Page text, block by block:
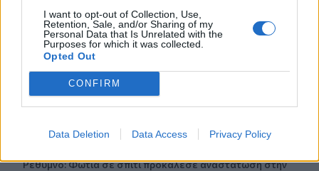
I want to opt-out of Collection, Use,
Retention, Sale, and/or Sharing of my
Personal Data that Is Unrelated with the
Purposes for which it was collected.
Opted Out
CONFIRM
Data Deletion Data Access Privacy Policy
20:28
Εθνικό Ίδρυμα «Ελευθέριος Κ. Βενιζέλος» - Παράρτημα
Αμερικής: Δημιουργεί το πρώτο Κληροδότημά του!
Σητεία: Φωτιά στα Αχλάδια - Μεγάλη κινητοποίηση από
Ρέθυμνο: Φωτιά σε σπίτι προκάλεσε αναστάτωση στην